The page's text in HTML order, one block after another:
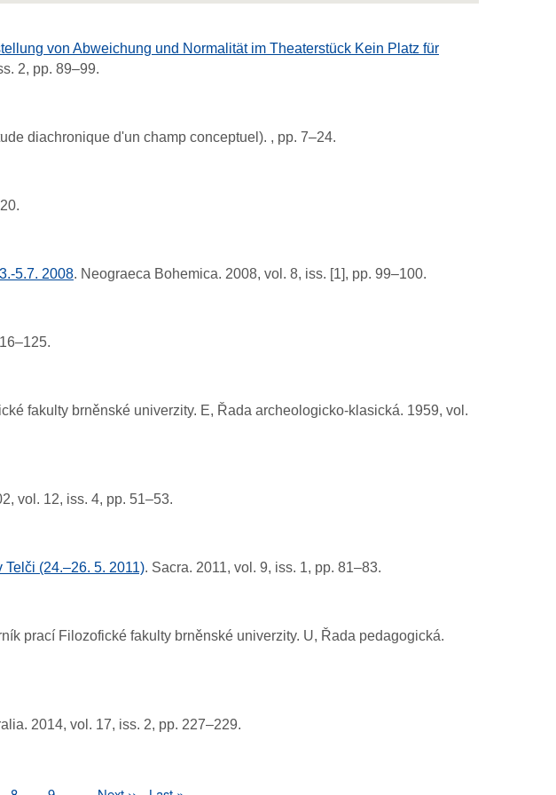
von Abweichung und Normalität im Theaterstück Kein Platz für
2, pp. 89–99.
diachronique d'un champ conceptuel). , pp. 7–24.
5.7. 2008. Neograeca Bohemica. 2008, vol. 8, iss. [1], pp. 99–100.
fakulty brněnské univerzity. E, Řada archeologicko-klasická. 1959, vol.
vol. 12, iss. 4, pp. 51–53.
(24.–26. 5. 2011). Sacra. 2011, vol. 9, iss. 1, pp. 81–83.
prací Filozofické fakulty brněnské univerzity. U, Řada pedagogická.
2014, vol. 17, iss. 2, pp. 227–229.